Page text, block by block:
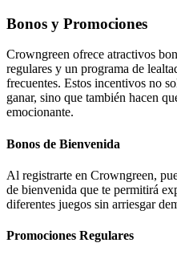
Bonos y Promociones
Crowngreen ofrece atractivos
regulares y un programa de
frecuentes. Estos incentivos no
ganar, sino que también hacen
emocionante.
Bonos de Bienvenida
Al registrarte en Crowngreen,
de bienvenida que te permitirá
diferentes juegos sin arriesgar
Promociones Regulares